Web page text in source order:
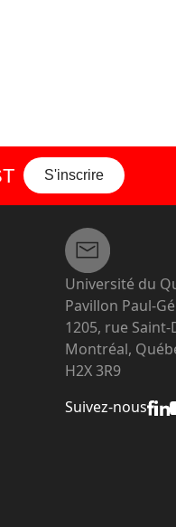
S'inscrire
Université du
Pavillon Paul-
1205, rue Saint-
Montréal,
H2X 3R9
Suivez-nous